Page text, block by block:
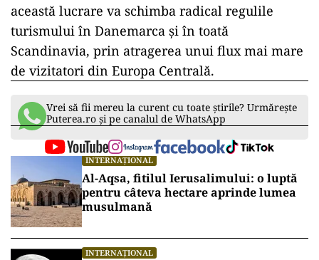
această lucrare va schimba radical regulile
turismului în Danemarca și în toată
Scandinavia, prin atragerea unui flux mai mare
de vizitatori din Europa Centrală.
Vrei să fii mereu la curent cu toate știrile? Urmărește
Puterea.ro și pe canalul de WhatsApp
INTERNAȚIONAL
Al-Aqsa, fitilul Ierusalimului: o luptă
pentru câteva hectare aprinde lumea
musulmană
INTERNAȚIONAL